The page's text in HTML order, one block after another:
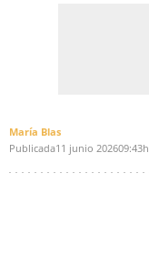
María Blas
Publicada11 junio 202609:43h